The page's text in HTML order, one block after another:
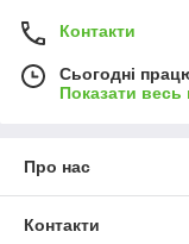
Контакти
Сьогодні
Показати весь
Про нас
Контакти